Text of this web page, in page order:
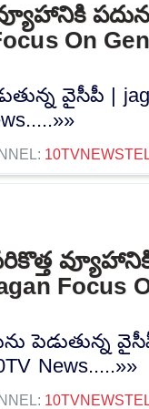
On
వైసీపీ |
Focus
పెడుతున్న
News.....»»